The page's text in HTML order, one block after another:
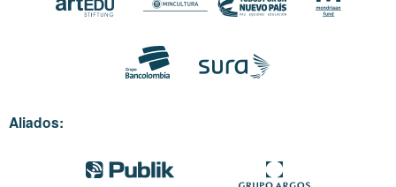
Aliados: